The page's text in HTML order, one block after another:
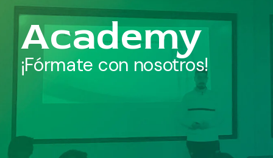
Academy
¡Fórmate con nosotros!